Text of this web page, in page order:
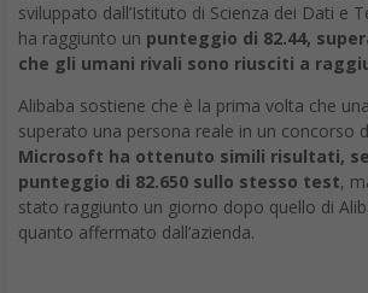
sviluppato dall’Istituto di Scienza dei Dati e
ha raggiunto un punteggio di 82.44,
che gli umani rivali sono riusciti a
Alibaba sostiene che è la prima volta che
superato una persona reale in un concorso
Microsoft ha ottenuto simili risultati,
punteggio di 82.650 sullo stesso test,
stato raggiunto un giorno dopo quello di
quanto affermato dall’azienda.